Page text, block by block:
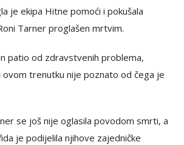
je ekipa Hitne pomoći i pokušala
Tarner proglašen mrtvim.
patio od zdravstvenih problema,
ovom trenutku nije poznato od čega je
se još nije oglasila povodom smrti, a
je podijelila njihove zajedničke